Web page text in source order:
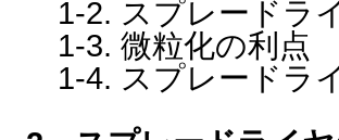
1-2. スプレードラ
1-3. 微粒化の利点
1-4. スプレードラ